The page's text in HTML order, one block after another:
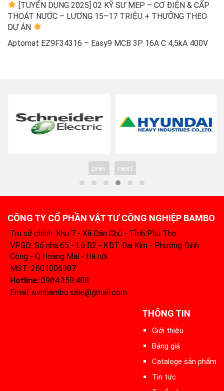
[TUYỂN DỤNG 2025] 02 KỸ SƯ MEP – CƠ ĐIỆN & CẤP
THOÁT NƯỚC – LƯƠNG 15–17 TRIỆU + THƯỞNG THEO
DỰ ÁN
Aptomat EZ9F34316 – Easy9 MCB 3P 16A C 4,5kA 400V
prev next
CÔNG TY CỔ PHẦN VẬT TƯ CÔNG NGHIỆP BAMBO
Trụ sở chính: Khu 7 - Xã Dân Chủ - Tỉnh Phú Thọ
VPGD: Số nhà 65 - Lô B2 - KĐT Đại Kim - Phường Định
Công - Q.Hoàng Mai - Hà nội
MST: 2601006987
Hotline: 0984.359.488‬
Email: evnbambo.sale@gmail.com
THÔNG TIN
Giới thiệu
Bảng giá
Cataloge sản phẩm
Tin tức